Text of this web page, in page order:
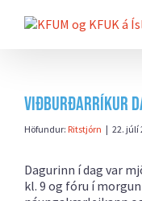
beint
Viðburðarríkur
Höfundur: Ritstjórn | 22. júlí
Dagurinn í dag var
kl. 9 og fóru í